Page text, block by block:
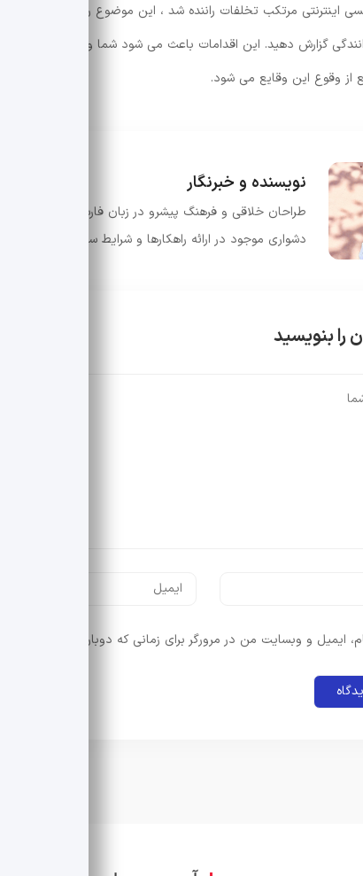
اینترنتی مرتکب تخلفات راننده شد ، این موضوع را فوراً به
گزارش دهید. این اقدامات باعث می شود شما و دیگران در
از وقوع این وقایع می شود.
نویسنده و خبرنگار
طراحان خلاقی و فرهنگ پیشرو در زبان فارسی ایجاد
دشواری موجود در ارائه راهکارها و شرایط سخت تایپ به
را بنویسید
ایمیل و وبسایت من در مرورگر برای زمانی که دوباره دیدگاهی